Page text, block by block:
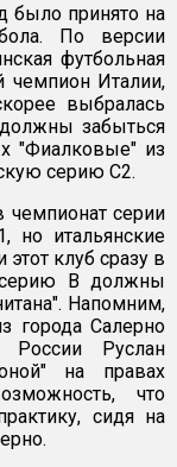
было принято на
По версии
футбольная
чемпион Италии,
выбралась
забыться
"Фиалковые" из
серию С2.
чемпионат серии
но итальянские
клуб сразу в
В должны
Напомним,
города Салерно
России Руслан
на правах
что
сидя на